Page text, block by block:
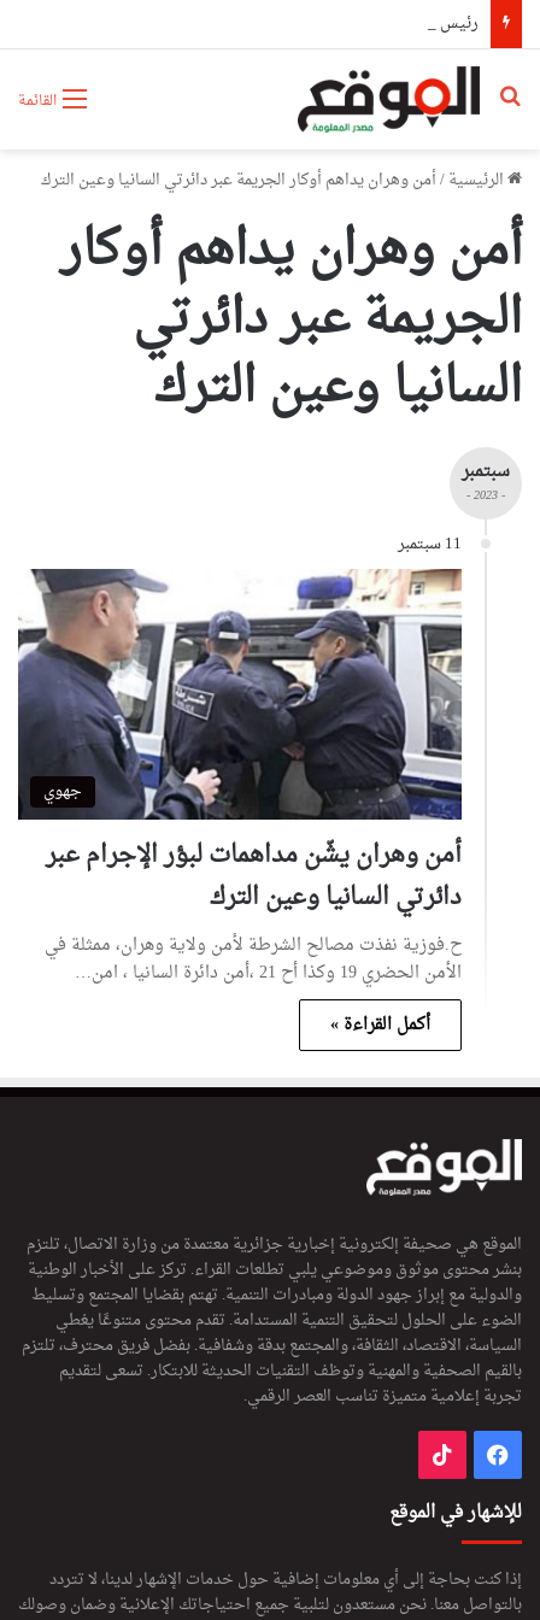
القائمة بحث عن
الرئيسية/أمن وهران يداهم أوكار الجريمة عبر دائرتي السانيا وعين الترك
أمن وهران يداهم أوكار
الجريمة عبر دائرتي
السانيا وعين الترك
سبتمبر
- 2023 -
11 سبتمبر
جهوي
أمن وهران يشّن مداهمات لبؤر الإجرام عبر
دائرتي السانيا وعين الترك
ح.فوزية نفذت مصالح الشرطة لأمن ولاية وهران، ممثلة في
الأمن الحضري 19 وكذا أح 21 ،أمن دائرة السانيا ، امن…
أكمل القراءة »
الموقع هي صحيفة إلكترونية إخبارية جزائرية معتمدة من وزارة الاتصال، تلتزم
بنشر محتوى موثوق وموضوعي يلبي تطلعات القراء. تركز على الأخبار الوطنية
والدولية مع إبراز جهود الدولة ومبادرات التنمية. تهتم بقضايا المجتمع وتسليط
الضوء على الحلول لتحقيق التنمية المستدامة. تقدم محتوى متنوعًا يغطي
السياسة، الاقتصاد، الثقافة، والمجتمع بدقة وشفافية. بفضل فريق محترف، تلتزم
بالقيم الصحفية والمهنية وتوظف التقنيات الحديثة للابتكار. تسعى لتقديم
تجربة إعلامية متميزة تناسب العصر الرقمي.
فيسبوك
للإشهار في الموقع
إذا كنت بحاجة إلى أي معلومات إضافية حول خدمات الإشهار لدينا، لا تتردد
بالتواصل معنا. نحن مستعدون لتلبية جميع احتياجاتك الإعلانية وضمان وصولك